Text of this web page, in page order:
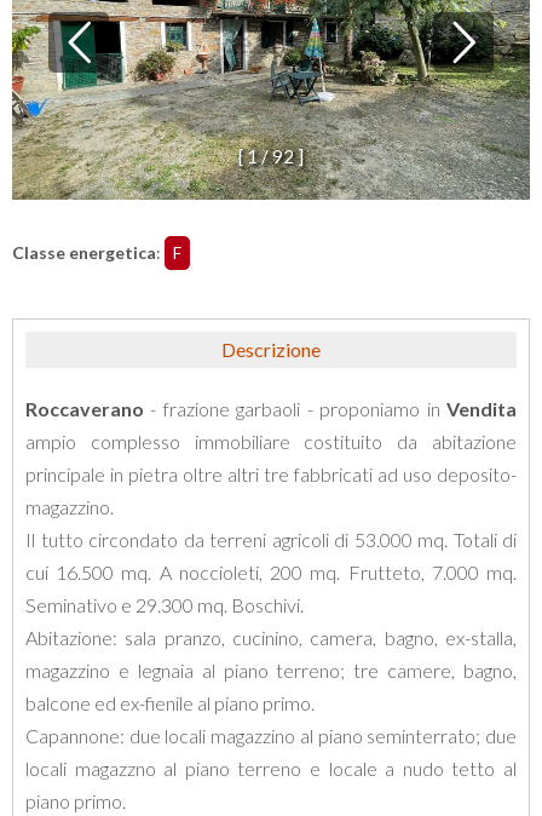
[1/92]
Classe energetica: F
Descrizione
Roccaverano - frazione garbaoli - proponiamo in Vendita
ampio complesso immobiliare costituito da abitazione
principale in pietra oltre altri tre fabbricati ad uso deposito-
magazzino.
Il tutto circondato da terreni agricoli di 53.000 mq. Totali di
cui 16.500 mq. A noccioleti, 200 mq. Frutteto, 7.000 mq.
Seminativo e 29.300 mq. Boschivi.
Abitazione: sala pranzo, cucinino, camera, bagno, ex-stalla,
magazzino e legnaia al piano terreno; tre camere, bagno,
balcone ed ex-fienile al piano primo.
Capannone: due locali magazzino al piano seminterrato; due
locali magazzno al piano terreno e locale a nudo tetto al
piano primo.